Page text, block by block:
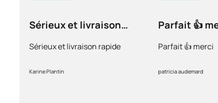
Sérieux et livraison
Sérieux et livraison rapide
Karine Plantin
Parfait 👍
Parfait 👍 merci
patricia audemard